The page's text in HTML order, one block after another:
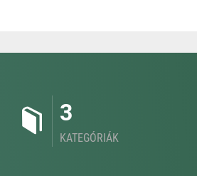
3
KATEGÓRIÁK